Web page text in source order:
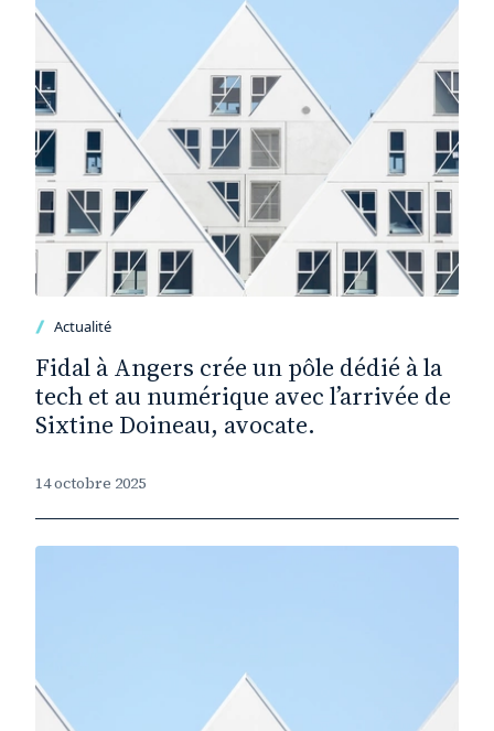
Actualité
Fidal à Angers crée un pôle dédié à la
tech et au numérique avec l’arrivée de
Sixtine Doineau, avocate.
14 octobre 2025